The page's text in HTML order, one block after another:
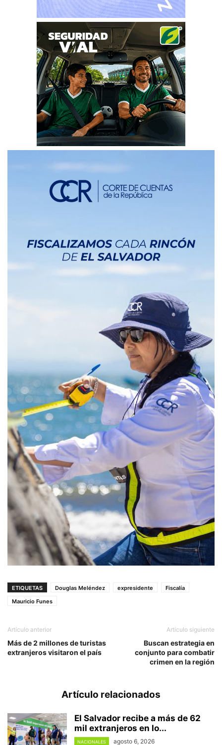
ETIQUETAS Douglas Meléndez expresidente
Fiscalía
Mauricio Funes
Artículo anterior
Más de 2 millones de turistas
extranjeros visitaron el país
Artículo siguiente
Buscan estrategia en
conjunto para combatir
crimen en la región
Artículo relacionados
El Salvador recibe a más de 62
mil extranjeros en lo...
NACIONALES agosto 6, 2026